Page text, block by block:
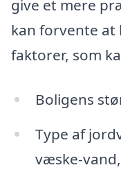
give et mere
kan forvente at
faktorer, som
Boligens
Type af
væske-